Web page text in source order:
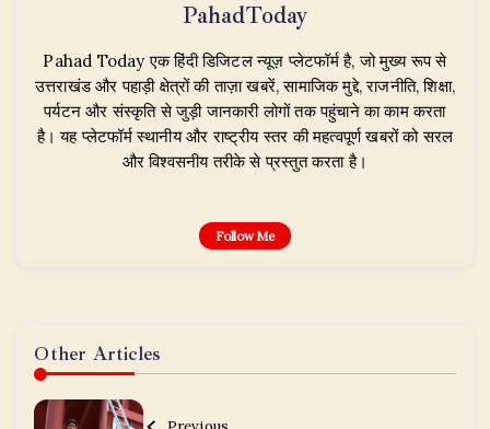
PahadToday
Pahad Today एक हिंदी डिजिटल न्यूज़ प्लेटफॉर्म है, जो मुख्य रूप से
उत्तराखंड और पहाड़ी क्षेत्रों की ताज़ा खबरें, सामाजिक मुद्दे, राजनीति, शिक्षा,
पर्यटन और संस्कृति से जुड़ी जानकारी लोगों तक पहुंचाने का काम करता
है। यह प्लेटफॉर्म स्थानीय और राष्ट्रीय स्तर की महत्वपूर्ण खबरों को सरल
और विश्वसनीय तरीके से प्रस्तुत करता है।
Follow Me
Other Articles